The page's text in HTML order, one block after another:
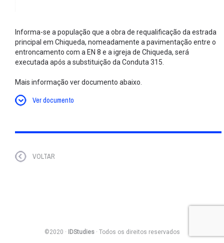
Informa-se a população que a obra de requalificação da estrada
principal em Chiqueda, nomeadamente a pavimentação entre o
entroncamento com a EN 8 e a igreja de Chiqueda, será
executada após a substituição da Conduta 315.
Mais informação ver documento abaixo.
Ver documento
VOLTAR
©2020 · IDStudies· Todos os direitos reservados